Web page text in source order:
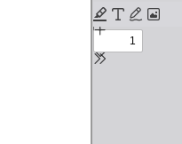
content